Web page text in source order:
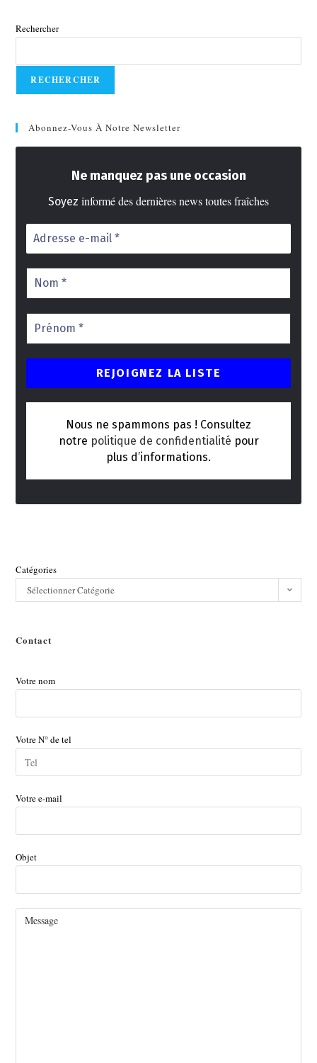
Rechercher
RECHERCHER
Abonnez-Vous À Notre Newsletter
Ne manquez pas une occasion
Soyez informé des dernières news toutes fraîches
Nous ne spammons pas ! Consultez
notre politique de confidentialité pour
plus d’informations.
Catégories
Sélectionner Catégorie
Contact
Votre nom
Votre N° de tel
Votre e-mail
Objet